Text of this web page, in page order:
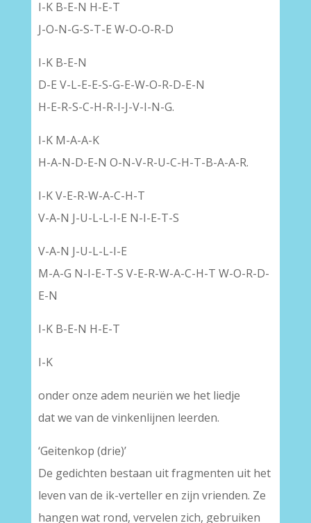
I-K B-E-N H-E-T
J-O-N-G-S-T-E W-O-O-R-D
I-K B-E-N
D-E V-L-E-E-S-G-E-W-O-R-D-E-N
H-E-R-S-C-H-R-I-J-V-I-N-G.
I-K M-A-A-K
H-A-N-D-E-N O-N-V-R-U-C-H-T-B-A-A-R.
I-K V-E-R-W-A-C-H-T
V-A-N J-U-L-L-I-E N-I-E-T-S
V-A-N J-U-L-L-I-E
M-A-G N-I-E-T-S V-E-R-W-A-C-H-T W-O-R-D-
E-N
I-K B-E-N H-E-T
I-K
onder onze adem neuriën we het liedje
dat we van de vinkenlijnen leerden.
‘Geitenkop (drie)’
De gedichten bestaan uit fragmenten uit het
leven van de ik-verteller en zijn vrienden. Ze
hangen wat rond, vervelen zich, gebruiken